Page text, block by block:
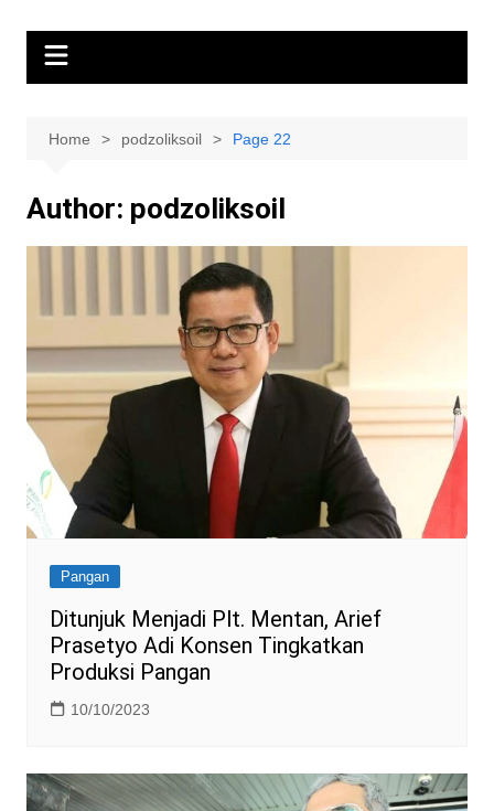
Home podzoliksoil Page 22
Author: podzoliksoil
Pangan
Ditunjuk Menjadi Plt. Mentan, Arief
Prasetyo Adi Konsen Tingkatkan
Produksi Pangan
10/10/2023